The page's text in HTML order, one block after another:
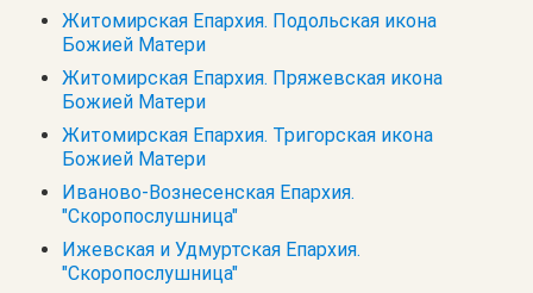
Житомирская Епархия. Подольская икона
Божией Матери
Житомирская Епархия. Пряжевская икона
Божией Матери
Житомирская Епархия. Тригорская икона
Божией Матери
Иваново-Вознесенская Епархия.
"Скоропослушница"
Ижевская и Удмуртская Епархия.
"Скоропослушница"